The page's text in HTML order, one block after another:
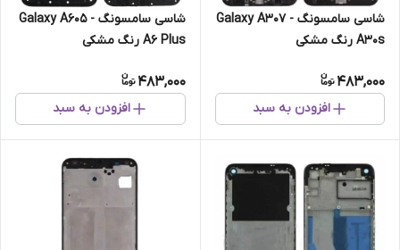
شاسی سامسونگ Galaxy A307 -
A30s رنگ مشکی
483,000
افزودن به سبد
شاسی سامسونگ Galaxy A605 -
A6 Plus رنگ مشکی
483,000
افزودن به سبد